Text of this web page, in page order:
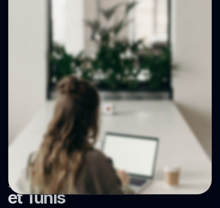
Où nous opérons
Nos équipes à Dubaï, Paris
et Tunis